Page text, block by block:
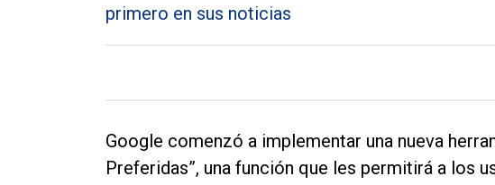
Entrevistas
Deportes
FúnebresGoogle comenzó a implementar una nueva
Preferidas”, una función que les permitirá a los